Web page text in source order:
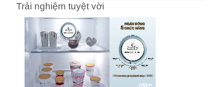
Trải nghiệm tuyệt vời